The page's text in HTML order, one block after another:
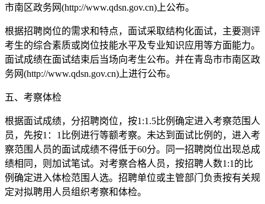
市南区政务网(http://www.qdsn.gov.cn)上公布。
根据招聘岗位的需求和特点，面试采取结构化面试，主要测评
考生的综合素质或岗位技能水平及专业知识应用等方面能力。
面试成绩在面试结束后当场向考生公布。并在青岛市市南区政
务网(http://www.qdsn.gov.cn)上进行公布。
五、考察体检
根据面试成绩，分招聘岗位，按1:1.5比例确定进入考察范围人
员，先按1：1比例进行等额考察。未达到面试比例的，进入考
察范围人员的面试成绩不得低于60分。同一招聘岗位出现总成
绩相同，则加试笔试。对考察合格人员，按招聘人数1:1的比
例确定进入体检范围人选。招聘单位或主管部门负责按有关规
定对拟聘用人员组织考察和体检。